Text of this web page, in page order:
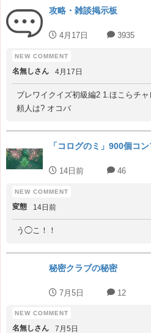
攻略・雑談掲示板
4月17日 3935
名無しさん 4月17日
ブレワイクイズ初級編2 1.ほこらチ
頼人は? オコバ
「コログのミ」900個コ
14日前 46
変態 14日前
う◯こ！！
秘密クラブの秘密
7月5日 12
名無しさん 7月5日